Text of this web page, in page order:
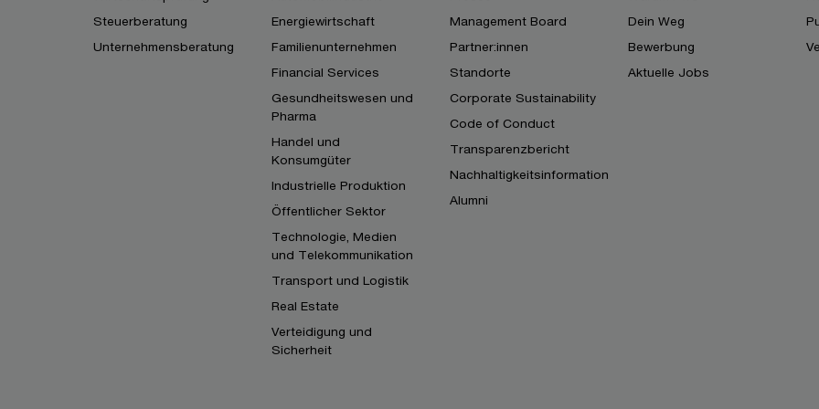
Steuerberatung
Unternehmensberatung
Energiewirtschaft
Familienunternehmen
Financial Services
Gesundheitswesen und
Pharma
Handel und
Konsumgüter
Industrielle Produktion
Öffentlicher Sektor
Technologie, Medien
und Telekommunikation
Transport und Logistik
Real Estate
Verteidigung und
Sicherheit
Management Board
Partner:innen
Standorte
Corporate Sustainability
Code of Conduct
Transparenzbericht
Nachhaltigkeitsinformation
Alumni
Dein Weg
Bewerbung
Aktuelle Jobs